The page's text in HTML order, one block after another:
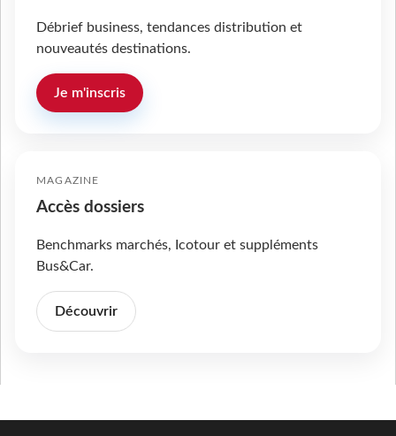
Débrief business, tendances distribution et
nouveautés destinations.
Je m'inscris
MAGAZINE
Accès dossiers
Benchmarks marchés, Icotour et suppléments
Bus&Car.
Découvrir